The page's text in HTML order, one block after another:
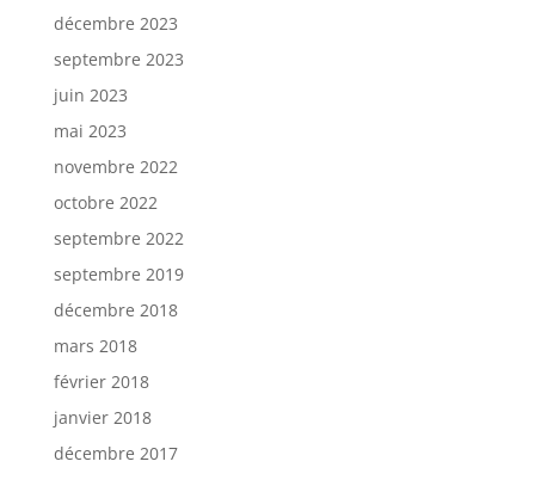
décembre 2023
septembre 2023
juin 2023
mai 2023
novembre 2022
octobre 2022
septembre 2022
septembre 2019
décembre 2018
mars 2018
février 2018
janvier 2018
décembre 2017